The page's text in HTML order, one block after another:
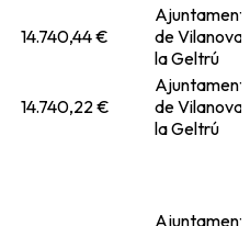
14.740,44 €
Ajuntament
de Vilanova i
la Geltrú
14.740,22 €
Ajuntament
de Vilanova i
la Geltrú
Ajuntament